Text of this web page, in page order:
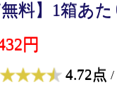
料】1箱あた
円
4.72点 /